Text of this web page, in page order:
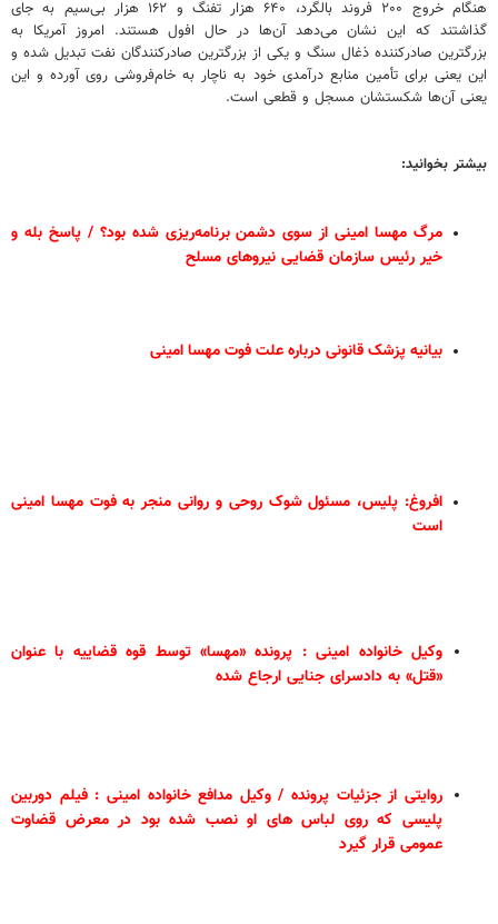
هنگام خروج ۲۰۰ فروند بالگرد، ۶۴۰ هزار تفنگ و ۱۶۲ هزار بی‌سیم به جای
گذاشتند که این نشان می‌دهد آن‌ها در حال افول هستند. امروز آمریکا به
بزرگترین صادرکننده ذغال سنگ و یکی از بزرگترین صادرکنندگان نفت تبدیل شده و
این یعنی برای تأمین منابع درآمدی خود به ناچار به خام‌فروشی روی آورده و این
یعنی آن‌ها شکستشان مسجل و قطعی است.
بیشتر بخوانید:
مرگ مهسا امینی از سوی دشمن برنامه‌ریزی شده بود؟ / پاسخ بله و
خیر رئیس سازمان قضایی نیروهای مسلح
بیانیه پزشک قانونی درباره علت فوت مهسا امینی
افروغ: پلیس، مسئول شوک روحی و روانی منجر به فوت مهسا امینی
است
وکیل خانواده امینی : پرونده «مهسا» توسط قوه قضاییه با عنوان
«قتل» به دادسرای جنایی ارجاع شده
روایتی از جزئیات پرونده / وکیل مدافع خانواده امینی : فیلم دوربین
پلیسی که روی لباس های او نصب شده بود در معرض قضاوت
عمومی قرار گیرد